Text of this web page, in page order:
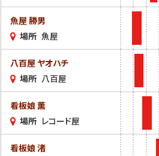
魚屋 勝男
場所 魚屋
八百屋 ヤオハチ
場所 八百屋
看板娘 薫
場所 レコード屋
看板娘 渚